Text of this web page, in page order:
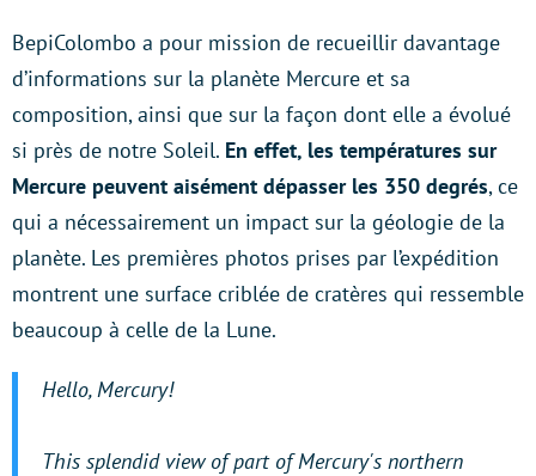
BepiColombo a pour mission de recueillir davantage
d’informations sur la planète Mercure et sa
composition, ainsi que sur la façon dont elle a évolué
si près de notre Soleil. En effet, les températures sur
Mercure peuvent aisément dépasser les 350 degrés, ce
qui a nécessairement un impact sur la géologie de la
planète. Les premières photos prises par l’expédition
montrent une surface criblée de cratères qui ressemble
beaucoup à celle de la Lune.
Hello, Mercury!
This splendid view of part of Mercury's northern